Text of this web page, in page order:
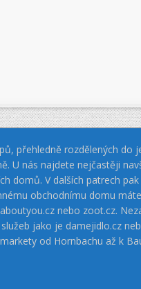
přehledně rozdělených
U nás najdete nejčastěji
domů. V dalších patrech
obchodnímu domu
nebo zoot.cz.
jako je damejidlo.cz
od Hornbachu až k